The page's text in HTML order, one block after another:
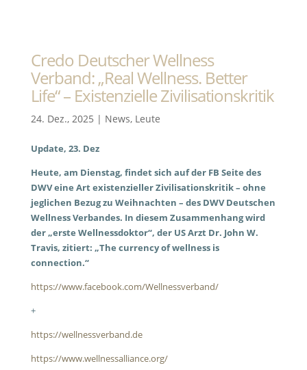
Credo Deutscher Wellness
Verband: „Real Wellness. Better
Life“ – Existenzielle Zivilisationskritik
24. Dez., 2025 | News, Leute
Update, 23. Dez
Heute, am Dienstag, findet sich auf der FB Seite des
DWV eine Art existenzieller Zivilisationskritik – ohne
jeglichen Bezug zu Weihnachten – des DWV Deutschen
Wellness Verbandes. In diesem Zusammenhang wird
der „erste Wellnessdoktor“, der US Arzt Dr. John W.
Travis, zitiert: „The currency of wellness is
connection.“
https://www.facebook.com/Wellnessverband/
+
https://wellnessverband.de
https://www.wellnessalliance.org/